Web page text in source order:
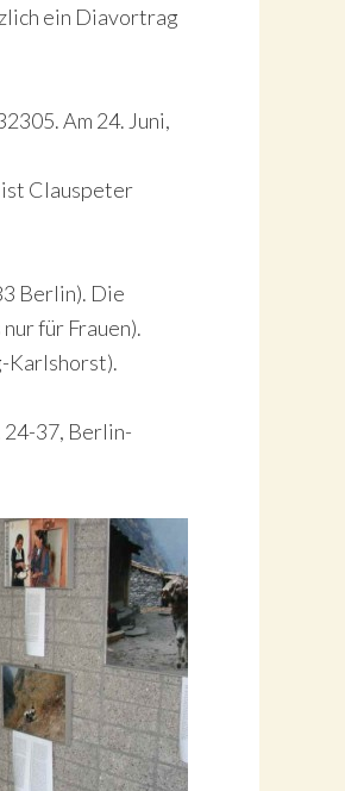
ein Diavortrag
Am 24. Juni,
ist Clauspeter
Berlin). Die
für Frauen).
Karlshorst).
24-37, Berlin-